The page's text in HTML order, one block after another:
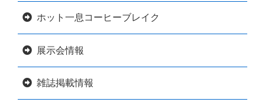
ホット一息コーヒーブレイク
展示会情報
雑誌掲載情報